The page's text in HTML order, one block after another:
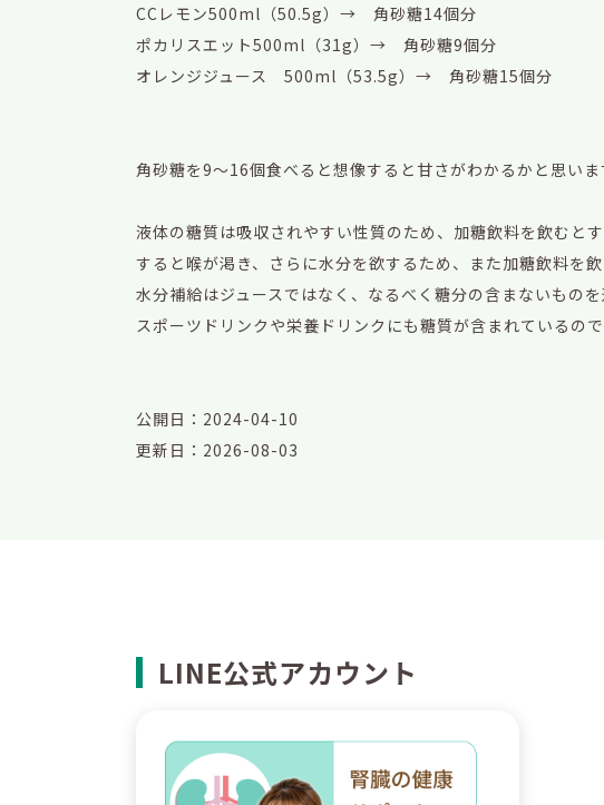
CCレモン500ml（50.5g）→ 角砂糖14個分
ポカリスエット500ml（31g）→ 角砂糖9個分
オレンジジュース 500ml（53.5g）→ 角砂糖15個分
角砂糖を9～16個食べると想像すると甘さがわかるかと思いま
液体の糖質は吸収されやすい性質のため、加糖飲料を飲むとす
すると喉が渇き、さらに水分を欲するため、また加糖飲料を飲
水分補給はジュースではなく、なるべく糖分の含まないものを
スポーツドリンクや栄養ドリンクにも糖質が含まれているので
公開日：2024-04-10
更新日：2026-08-03
LINE公式アカウント